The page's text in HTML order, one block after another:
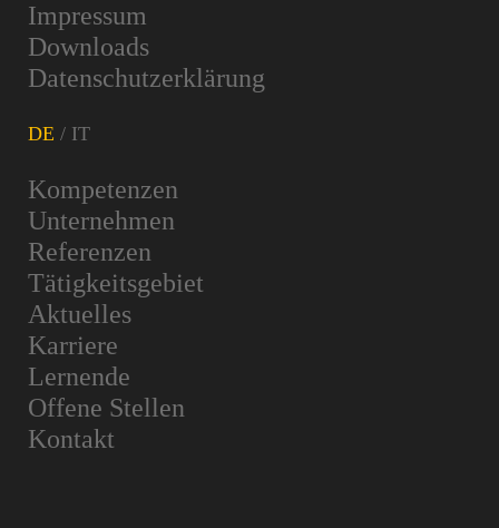
Impressum
Downloads
Datenschutzerklärung
Kompetenzen
Unternehmen
Referenzen
Tätigkeitsgebiet
Aktuelles
Karriere
Lernende
Offene Stellen
Kontakt